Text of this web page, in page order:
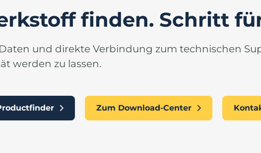
finden. Schritt
und direkte Verbindung zum technischen
werden zu lassen.
Zum Download-Center